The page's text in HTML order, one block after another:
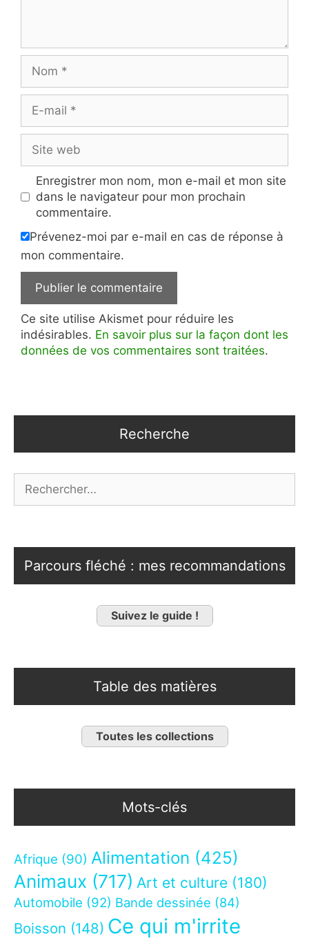
mail
web
Enregistrer mon nom, mon e-mail et mon site
dans le navigateur pour mon prochain
commentaire.
Prévenez-moi par e-mail en cas de réponse à
mon commentaire.
Ce site utilise Akismet pour réduire les
indésirables. En savoir plus sur la façon dont les
données de vos commentaires sont traitées.
Recherche
Parcours fléché : mes recommandations
Suivez le guide !
Table des matières
Toutes les collections
Mots-clés
Afrique (90) Alimentation (425)
Animaux (717) Art et culture (180)
Automobile (92) Bande dessinée (84)
Boisson (148) Ce qui m'irrite